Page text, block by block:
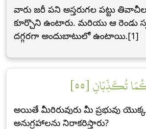
వారు జరీ పని అస్తరుగల పట్టు
కూర్చొని ఉంటారు. మరియు ఆ రెండు
దగ్గరగా అందుబాటులో ఉంటాయి.[1]
تُكَذِّبَانِ [٥٥]
అయితే మీరిరువురు మీ ప్రభువు
అనుగ్రహాలను నిరాకరిస్తారు?